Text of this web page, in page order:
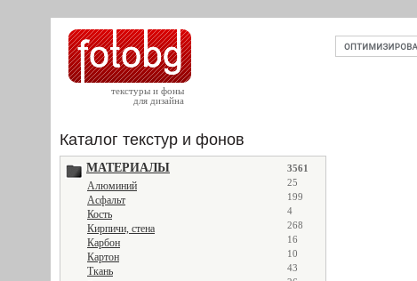
текстуры и фоны
для дизайна
Каталог текстур и фонов
МАТЕРИАЛЫ 3561
Алюминий 25
Асфальт 199
Кость 4
Кирпичи, стена 268
Карбон 16
Картон 10
Ткань 43